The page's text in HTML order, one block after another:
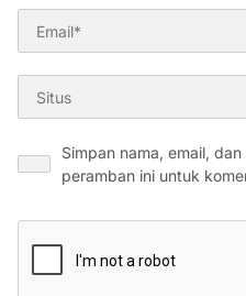
Simpan nama, email,
peramban ini untuk